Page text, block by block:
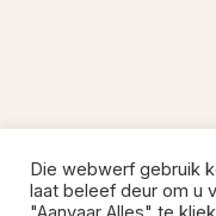
Die webwerf gebruik
laat beleef deur om u